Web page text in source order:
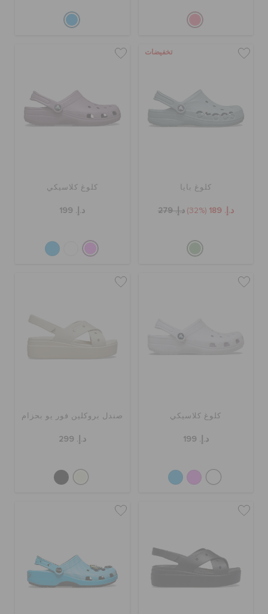
تخفيضات
كلوغ بايا
د.إ. 189 (32%) د.إ. 279
كلوغ كلاسيكي
د.إ. 199
كلوغ كلاسيكي
د.إ. 199
صندل بروكلين فور يو بحزام
د.إ. 299